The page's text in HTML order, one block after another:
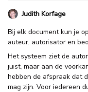
Judith Korfage
Bij elk document kun je
auteur, autorisator en
Het systeem ziet de
juist, maar aan de
hebben de afspraak dat
mag zijn. Voor iedereen